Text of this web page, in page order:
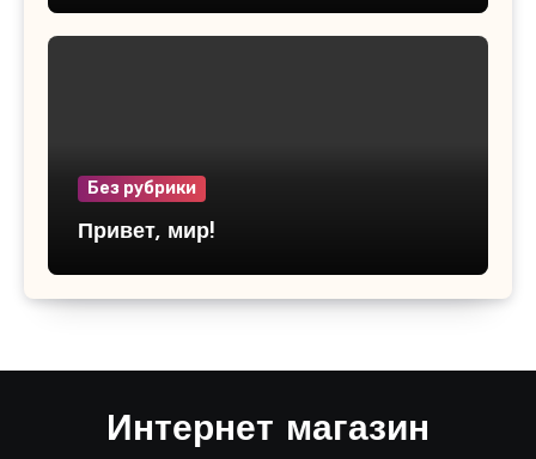
Без рубрики
Привет, мир!
Интернет магазин